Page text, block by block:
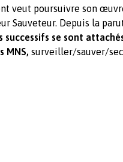
veut poursuivre son
Sauveteur. Depuis la
successifs se sont
MNS, surveiller/sauver/